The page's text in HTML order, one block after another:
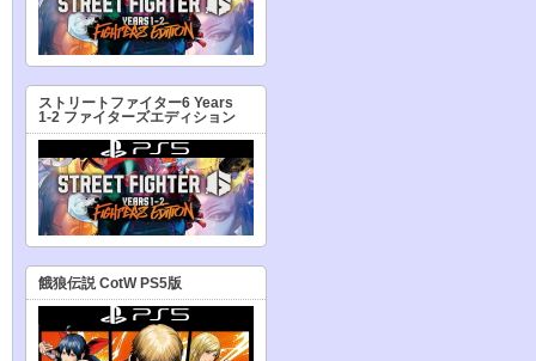
ストリートファイター6 Years
1-2 ファイターズエディション
餓狼伝説 CotW PS5版